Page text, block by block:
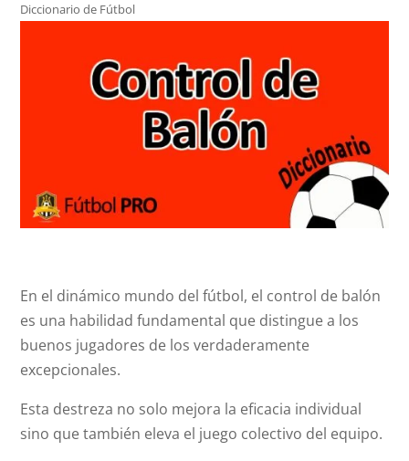
Diccionario de Fútbol
En el dinámico mundo del fútbol, el control de balón
es una habilidad fundamental que distingue a los
buenos jugadores de los verdaderamente
excepcionales.
Esta destreza no solo mejora la eficacia individual
sino que también eleva el juego colectivo del equipo.